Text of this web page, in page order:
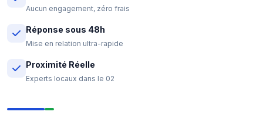
Aucun engagement, zéro frais
Réponse sous 48h
Mise en relation ultra-rapide
Proximité Réelle
Experts locaux dans le 02